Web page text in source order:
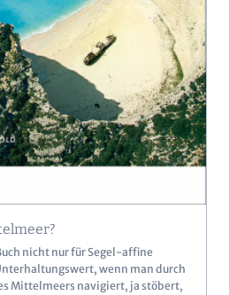
nicht nur für Segel-affine
wenn man durch
Mittelmeers navigiert, ja stöbert,